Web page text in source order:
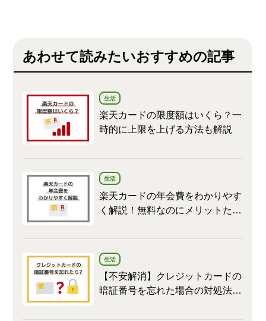
あわせて読みたいおすすめの記事
生活
楽天カードの限度額はいくら？一
時的に上限を上げる方法も解説
生活
楽天カードの年会費をわかりやす
く解説！無料なのにメリットたく
生活
【不安解消】クレジットカードの
暗証番号を忘れた場合の対処法と